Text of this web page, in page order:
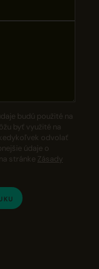
budú použité na
byť využité na
odvolať
údaje o
stránke Zásady